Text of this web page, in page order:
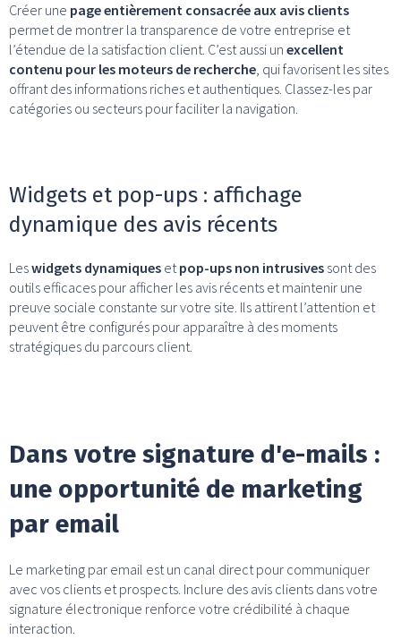
Créer une page entièrement consacrée aux avis clients
permet de montrer la transparence de votre entreprise et
l’étendue de la satisfaction client. C’est aussi un excellent
contenu pour les moteurs de recherche, qui favorisent les sites
offrant des informations riches et authentiques. Classez-les par
catégories ou secteurs pour faciliter la navigation.
Widgets et pop-ups : affichage
dynamique des avis récents
Leswidgets dynamiques etpop-ups non intrusives sont des
outils efficaces pour afficher les avis récents et maintenir une
preuve sociale constante sur votre site. Ils attirent l’attention et
peuvent être configurés pour apparaître à des moments
stratégiques du parcours client.
Dans votre signature d'e-mails :
une opportunité de marketing
par email
Le marketing par email est un canal direct pour communiquer
avec vos clients et prospects. Inclure des avis clients dans votre
signature électronique renforce votre crédibilité à chaque
interaction.